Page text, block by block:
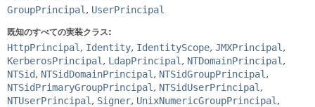
GroupPrincipal , UserPrincipal
既知のすべての実装クラス:
HttpPrincipal , Identity, IdentityScope, JMXPrincipal ,
KerberosPrincipal , LdapPrincipal , NTDomainPrincipal ,
NTSid, NTSidDomainPrincipal , NTSidGroupPrincipal ,
NTSidPrimaryGroupPrincipal , NTSidUserPrincipal ,
NTUserPrincipal , Signer, UnixNumericGroupPrincipal ,